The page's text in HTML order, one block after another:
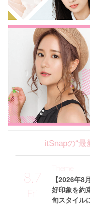
itSnapの“最
8.7
Fri
【2026年8
好印象を約
旬スタイル
Theme